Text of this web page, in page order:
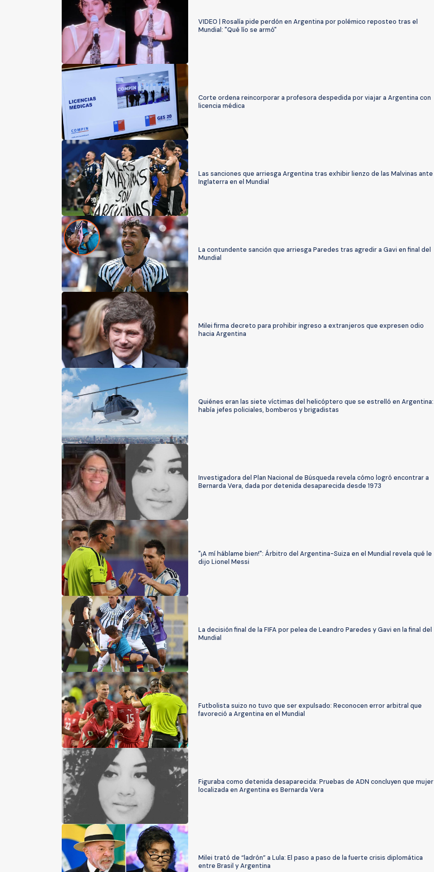
VIDEO | Rosalía pide perdón en Argentina por polémico reposteo tras el
Mundial: "Qué lío se armó"
Corte ordena reincorporar a profesora despedida por viajar a Argentina con
licencia médica
Las sanciones que arriesga Argentina tras exhibir lienzo de las Malvinas ante
Inglaterra en el Mundial
La contundente sanción que arriesga Paredes tras agredir a Gavi en final del
Mundial
Milei firma decreto para prohibir ingreso a extranjeros que expresen odio
hacia Argentina
Quiénes eran las siete víctimas del helicóptero que se estrelló en Argentina:
había jefes policiales, bomberos y brigadistas
Investigadora del Plan Nacional de Búsqueda revela cómo logró encontrar a
Bernarda Vera, dada por detenida desaparecida desde 1973
"¡A mí háblame bien!": Árbitro del Argentina-Suiza en el Mundial revela qué le
dijo Lionel Messi
La decisión final de la FIFA por pelea de Leandro Paredes y Gavi en la final del
Mundial
Futbolista suizo no tuvo que ser expulsado: Reconocen error arbitral que
favoreció a Argentina en el Mundial
Figuraba como detenida desaparecida: Pruebas de ADN concluyen que mujer
localizada en Argentina es Bernarda Vera
Milei trató de “ladrón” a Lula: El paso a paso de la fuerte crisis diplomática
entre Brasil y Argentina